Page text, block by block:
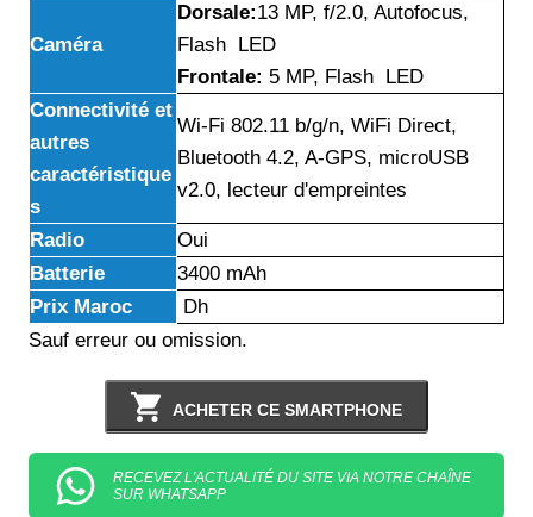
Caméra
Dorsale:13 MP, f/2.0, Autofocus,
Flash LED
Frontale: 5 MP, Flash LED
Connectivité et
autres
caractéristique
s
Wi-Fi 802.11 b/g/n, WiFi Direct,
Bluetooth 4.2, A-GPS, microUSB
v2.0, lecteur d'empreintes
Radio
Oui
Batterie
3400 mAh
Prix Maroc
Dh
Sauf erreur ou omission.
ACHETER CE SMARTPHONE
RECEVEZ L'ACTUALITÉ DU SITE VIA NOTRE CHAÎNE
SUR WHATSAPP